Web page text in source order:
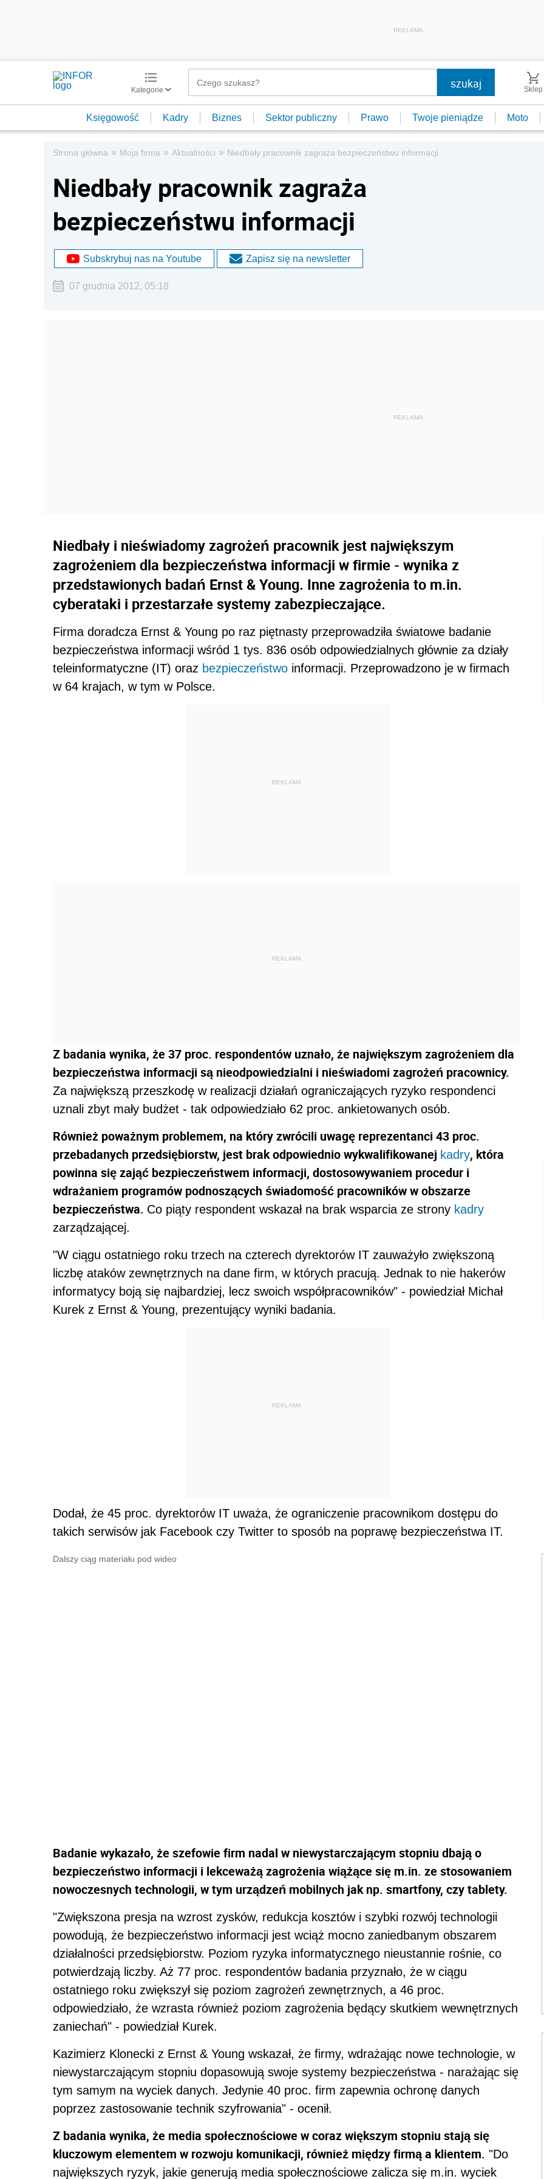
REKLAMA
Kategorie Sklep
Księgowość Kadry Biznes Sektor publiczny Prawo Twoje pieniądze Moto
Strona główna » Moja firma » Aktualności » Niedbały pracownik zagraża bezpieczeństwu informacji
Niedbały pracownik zagraża
bezpieczeństwu informacji
Subskrybuj nas na Youtube Zapisz się na newsletter
07 grudnia 2012, 05:18
Niedbały i nieświadomy zagrożeń pracownik jest największym
zagrożeniem dla bezpieczeństwa informacji w firmie - wynika z
przedstawionych badań Ernst & Young. Inne zagrożenia to m.in.
cyberataki i przestarzałe systemy zabezpieczające.
Firma doradcza Ernst & Young po raz piętnasty przeprowadziła światowe badanie
bezpieczeństwa informacji wśród 1 tys. 836 osób odpowiedzialnych głównie za działy
teleinformatyczne (IT) oraz bezpieczeństwo informacji. Przeprowadzono je w firmach
w 64 krajach, w tym w Polsce.
REKLAMA
REKLAMA
Z badania wynika, że 37 proc. respondentów uznało, że największym zagrożeniem dla
bezpieczeństwa informacji są nieodpowiedzialni i nieświadomi zagrożeń pracownicy.
Za największą przeszkodę w realizacji działań ograniczających ryzyko respondenci
uznali zbyt mały budżet - tak odpowiedziało 62 proc. ankietowanych osób.
Również poważnym problemem, na który zwrócili uwagę reprezentanci 43 proc.
przebadanych przedsiębiorstw, jest brak odpowiednio wykwalifikowanej kadry, która
powinna się zająć bezpieczeństwem informacji, dostosowywaniem procedur i
wdrażaniem programów podnoszących świadomość pracowników w obszarze
bezpieczeństwa. Co piąty respondent wskazał na brak wsparcia ze strony kadry
zarządzającej.
"W ciągu ostatniego roku trzech na czterech dyrektorów IT zauważyło zwiększoną
liczbę ataków zewnętrznych na dane firm, w których pracują. Jednak to nie hakerów
informatycy boją się najbardziej, lecz swoich współpracowników" - powiedział Michał
Kurek z Ernst & Young, prezentujący wyniki badania.
REKLAMA
Dodał, że 45 proc. dyrektorów IT uważa, że ograniczenie pracownikom dostępu do
takich serwisów jak Facebook czy Twitter to sposób na poprawę bezpieczeństwa IT.
Dalszy ciąg materiału pod wideo
Badanie wykazało, że szefowie firm nadal w niewystarczającym stopniu dbają o
bezpieczeństwo informacji i lekceważą zagrożenia wiążące się m.in. ze stosowaniem
nowoczesnych technologii, w tym urządzeń mobilnych jak np. smartfony, czy tablety.
"Zwiększona presja na wzrost zysków, redukcja kosztów i szybki rozwój technologii
powodują, że bezpieczeństwo informacji jest wciąż mocno zaniedbanym obszarem
działalności przedsiębiorstw. Poziom ryzyka informatycznego nieustannie rośnie, co
potwierdzają liczby. Aż 77 proc. respondentów badania przyznało, że w ciągu
ostatniego roku zwiększył się poziom zagrożeń zewnętrznych, a 46 proc.
odpowiedziało, że wzrasta również poziom zagrożenia będący skutkiem wewnętrznych
zaniechań" - powiedział Kurek.
Kazimierz Klonecki z Ernst & Young wskazał, że firmy, wdrażając nowe technologie, w
niewystarczającym stopniu dopasowują swoje systemy bezpieczeństwa - narażając się
tym samym na wyciek danych. Jedynie 40 proc. firm zapewnia ochronę danych
poprzez zastosowanie technik szyfrowania" - ocenił.
Z badania wynika, że media społecznościowe w coraz większym stopniu stają się
kluczowym elementem w rozwoju komunikacji, również między firmą a klientem. "Do
największych ryzyk, jakie generują media społecznościowe zalicza się m.in. wyciek